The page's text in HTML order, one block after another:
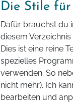
Die Stile
Dafür brauchst du
diesem
Dies ist eine reine
spezielles
verwenden. So
nicht mehr). Ich
bearbeiten und